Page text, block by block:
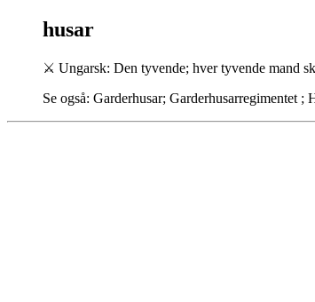
husar
⚔ Ungarsk: Den tyvende; hver tyvende mand
Se også: Garderhusar; Garderhusarregimentet ;